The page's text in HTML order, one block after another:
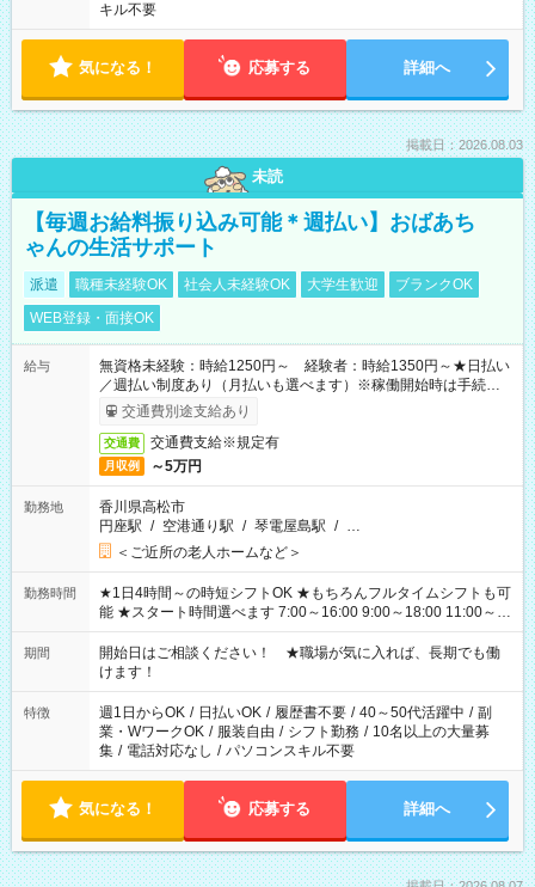
キル不要
気になる！ 応募する 詳細へ
掲載日：2026.08.03
未読
【毎週お給料振り込み可能＊週払い】おばあち
ゃんの生活サポート
派遣 職種未経験OK 社会人未経験OK 大学生歓迎
ブランクOK
WEB登録・面接OK
給与
無資格未経験：時給1250円～ 経験者：時給1350円～★日払い
／週払い制度あり（月払いも選べます）※稼働開始時は手続き完
了次第のお支払いとなります。
交通費別途支給あり
交通費 交通費支給※規定有
月収例 ～5万円
勤務地
香川県高松市
円座駅 / 空港通り駅 / 琴電屋島駅 / …
＜ご近所の老人ホームなど＞
勤務時間
★1日4時間～の時短シフトOK ★もちろんフルタイムシフトも可
能 ★スタート時間選べます 7:00～16:00 9:00～18:00 11:00～
20:00 など 残業なし！ ※Wワークの場合、他のお仕事と合わせ
週40時間超の就業はご案内できません ※法令に基づき、週20時
間以上勤務は社会保険への加入対象となります ※労働者派遣法
（日雇い派遣の原則禁止）により、短時間・短期間の就業はご
案内が難しい場合があります
期間
開始日はご相談ください！ ★職場が気に入れば、長期でも働
けます！
特徴 週1日からOK / 日払いOK / 履歴書不要 / 40～50代活躍中 / 副
業・WワークOK / 服装自由 / シフト勤務 / 10名以上の大量募
集 / 電話対応なし / パソコンスキル不要
気になる！ 応募する 詳細へ